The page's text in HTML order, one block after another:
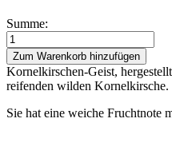
Summe:
Kornelkirschengeist
40%vol
Menge
Zum Warenkorb hinzufügen
Kornelkirschen-Geist,
reifenden wilden Kornelkirsche.
Sie hat eine weiche Fruchtnote